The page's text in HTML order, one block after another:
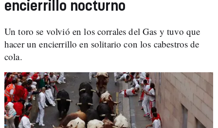
encierrillo nocturno
Un toro se volvió en los corrales del Gas y tuvo que
hacer un encierrillo en solitario con los cabestros de
cola.